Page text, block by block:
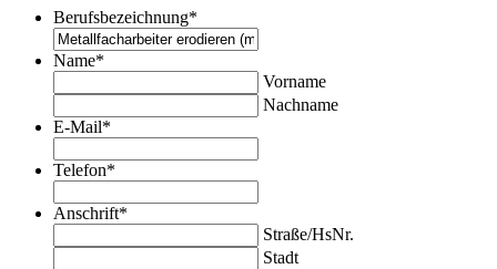
Berufsbezeichnung*
Name*
Vorname
Nachname
E-Mail*
Telefon*
Anschrift*
Straße/HsNr.
Stadt